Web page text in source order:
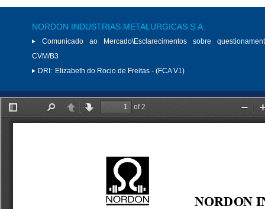
NORDON INDUSTRIAS METALURGICAS S.A.
Comunicado ao Mercado\Esclarecimentos sobre
CVM/B3
DRI: Elizabeth do Rocio de Freitas - (FCA V1)